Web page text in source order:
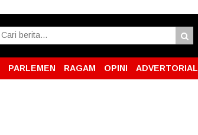
PARLEMEN RAGAM OPINI ADVERTORIAL